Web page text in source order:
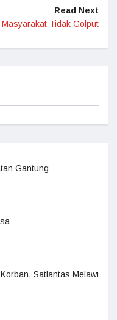
Read Next
Masyarakat Tidak Golput
Gantung
Satlantas Melawi